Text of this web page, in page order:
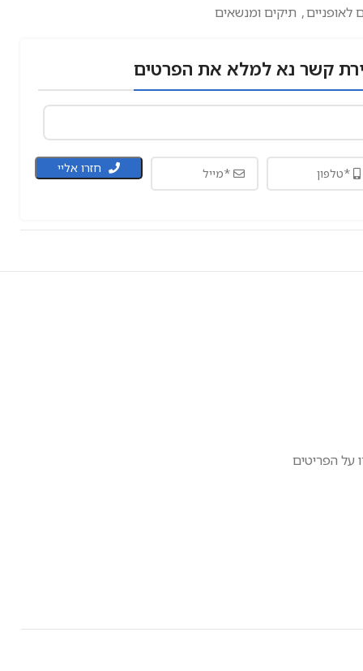
לאופניים, תיקים ומנשאים
קשר נא למלא את הפרטים
חזרו אליי
על הפריטים